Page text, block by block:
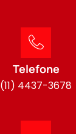
Telefone
(11) 4437-3678